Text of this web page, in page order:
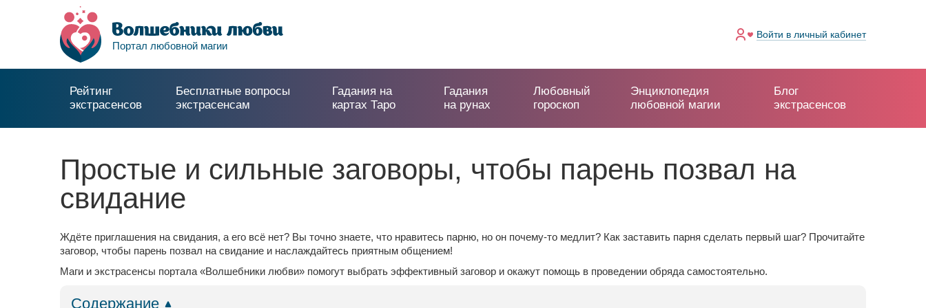
Портал любовной магии
Войти в личный кабинет
Рейтинг
экстрасенсов
Бесплатные вопросы
экстрасенсам
Гадания на
картах Таро
Гадания
на рунах
Любовный
гороскоп
Энциклопедия
любовной магии
Блог
экстрасенсов
Простые и сильные заговоры, чтобы парень позвал на
свидание
Ждёте приглашения на свидания, а его всё нет? Вы точно знаете, что нравитесь парню, но он почему-то медлит? Как заставить парня сделать первый шаг? Прочитайте
заговор, чтобы парень позвал на свидание и наслаждайтесь приятным общением!
Маги и экстрасенсы портала «Волшебники любви» помогут выбрать эффективный заговор и окажут помощь в проведении обряда самостоятельно.
Содержание